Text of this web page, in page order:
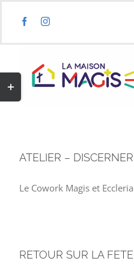
ATELIER –
Le Cowork Magis et
RETOUR SUR LA
Toggle
Sliding